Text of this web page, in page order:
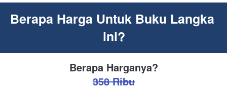
Berapa Harga Untuk Buku Langka
ini?
Berapa Harganya?
358 Ribu